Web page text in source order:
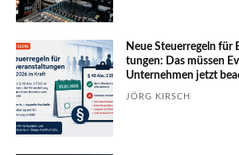
Neue Steuerregeln
tungen: Das müssen
Unter­nehmen jetzt
JÖRG KIRSCH